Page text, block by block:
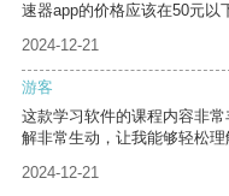
速器app的价格应该在50元以
2024-12-21
游客
这款学习软件的课程内容非
解非常生动，让我能够轻松理
2024-12-21